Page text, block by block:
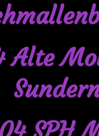
Alte